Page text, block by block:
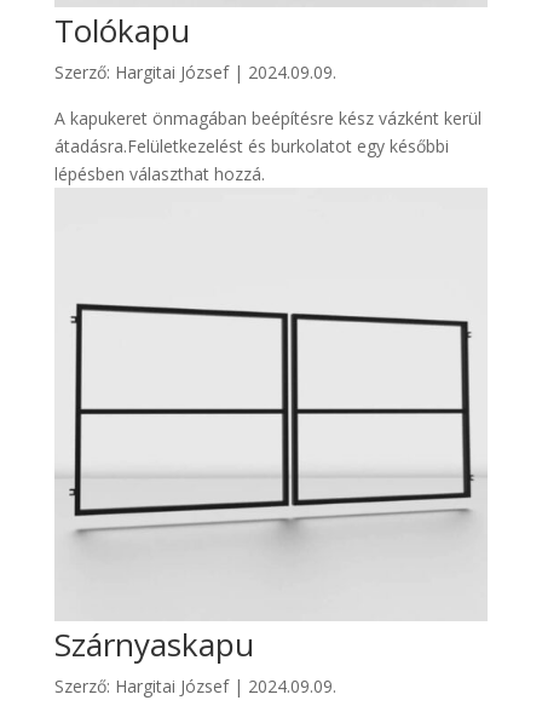
Tolókapu
Szerző: Hargitai József| 2024.09.09.
A kapukeret önmagában beépítésre kész vázként kerül
átadásra.Felületkezelést és burkolatot egy későbbi
lépésben választhat hozzá.
Szárnyaskapu
Szerző: Hargitai József| 2024.09.09.